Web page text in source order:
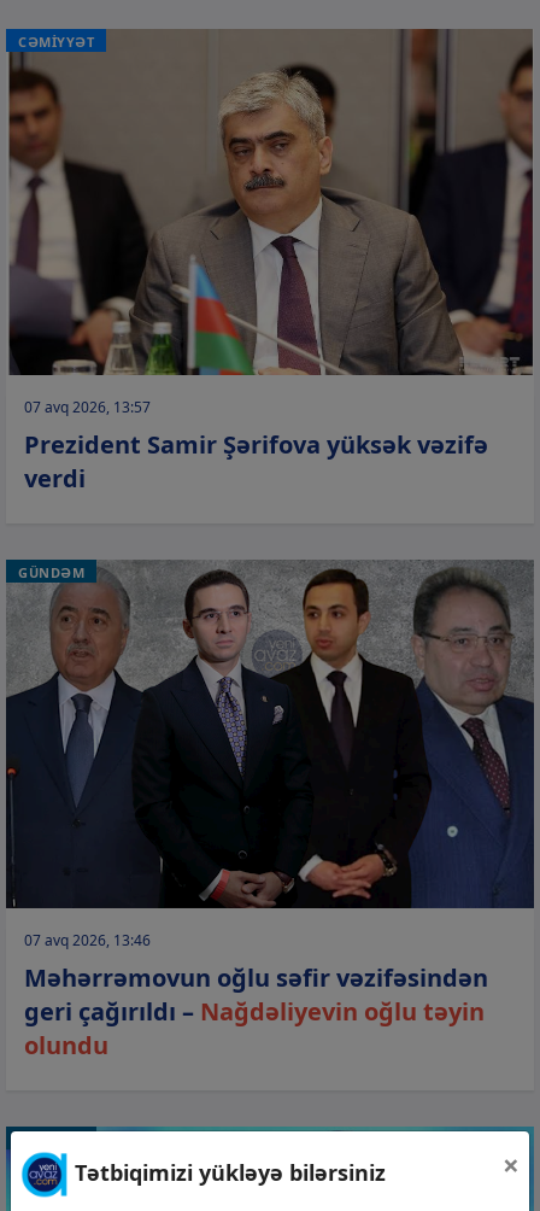
CƏMİYYƏT
07 avq 2026, 13:57
Prezident Samir Şərifova yüksək vəzifə
verdi
GÜNDƏM
07 avq 2026, 13:46
Məhərrəmovun oğlu səfir vəzifəsindən
geri çağırıldı – Nağdəliyevin oğlu təyin
olundu
Tətbiqimizi yükləyə bilərsiniz ×